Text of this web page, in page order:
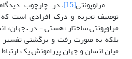
مرلوپونتی[15]
، در چارچوب
توصیف تجربه و درک افرادی است
مرلوپونتی ساختار «هستی - در – جهان»
بلکه به صورت رفت و برگشتی تفسیر
میان انسان و جهان پیرامونش یک